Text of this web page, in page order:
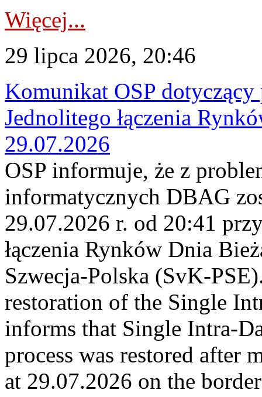
Więcej...
29 lipca 2026, 20:46
Komunikat OSP
Jednolitego łączenia
29.07.2026
OSP informuje, że z
informatycznych DBAG
29.07.2026 r. od 20:41
łączenia Rynków Dnia
Szwecja-Polska (SvK-
restoration of the Single
informs that Single Intra-
process was restored after
at 29.07.2026 on the